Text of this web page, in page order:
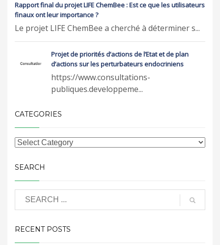
Rapport final du projet LIFE ChemBee : Est ce que les utilisateurs
finaux ont leur importance ?
Le projet LIFE ChemBee a cherché à déterminer s...
Projet de priorités d’actions de l’Etat et de plan
d’actions sur les perturbateurs endocriniens
https://www.consultations-
publiques.developpeme...
CATEGORIES
SEARCH
RECENT POSTS